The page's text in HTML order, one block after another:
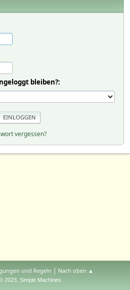
bleiben?:
vergessen?
und Regeln | Nach oben ▲
2023, Simple Machines